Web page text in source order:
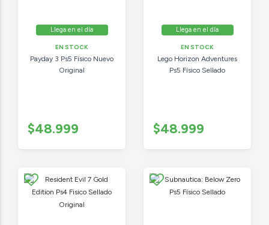
Llega en el día
EN STOCK
Payday 3 Ps5 Físico Nuevo
Original
$48.999
Llega en el día
EN STOCK
Lego Horizon Adventures
Ps5 Físico Sellado
$48.999